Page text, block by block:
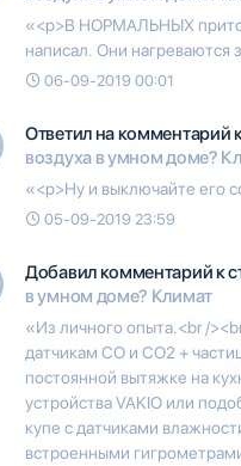
«<p>В НОРМАЛЬНЫХ
написал. Они нагреваются
06-09-2019 00:01
Ответил на комментарий
воздуха в умном доме?
«<p>Ну и выключайте его
05-09-2019 23:59
Добавил комментарий к
в умном доме? Климат
«Из личного опыта.<br /
датчикам CO и CO2 +
постоянной вытяжке на
устройства VAKIO или
купе с датчиками
встроенными